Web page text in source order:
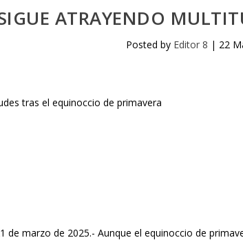
ATRAYENDO
Posted by Editor 8 | 22
de marzo de 2025.- Aunque el equinoccio de